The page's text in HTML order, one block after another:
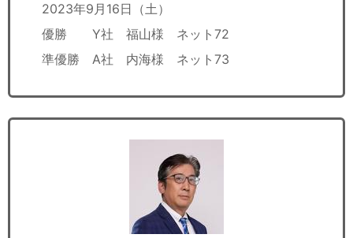
2023年9月16日（土）
優勝 Y社 福山様 ネット72
準優勝 A社 内海様 ネット73